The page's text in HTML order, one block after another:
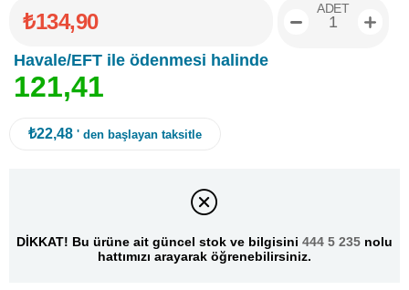
₺134,90
Havale/EFT ile ödenmesi halinde
121,41
ADET
₺22,48 ' den başlayan taksitle
DİKKAT! Bu ürüne ait güncel stok ve bilgisini 444 5 235 nolu
hattımızı arayarak öğrenebilirsiniz.